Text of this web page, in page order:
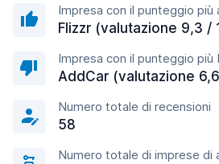
Impresa con il punteggio più
Flizzr (valutazione 9,3 /
Impresa con il punteggio più
AddCar (valutazione
Numero totale di recensioni
58
Numero totale di imprese di